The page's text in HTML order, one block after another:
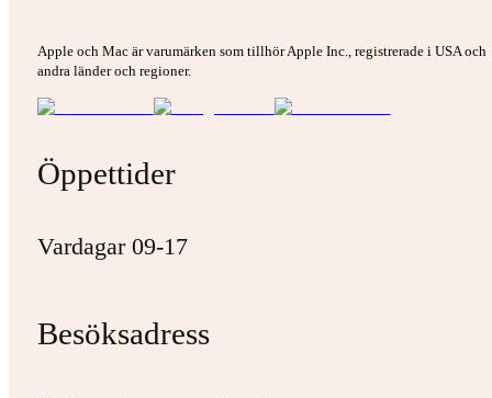
Apple och Mac är varumärken som tillhör Apple Inc., registrerade i USA och
andra länder och regioner.
Öppettider
Vardagar 09-17
Besöksadress